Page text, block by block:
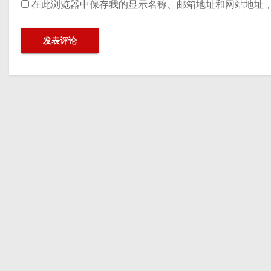
在此浏览器中保存我的显示名称、邮箱地址和网站地址